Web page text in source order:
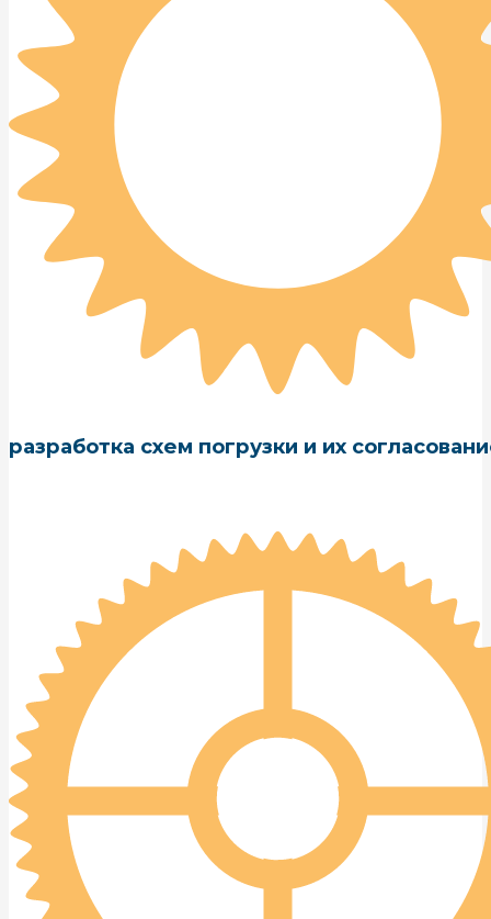
разработка схем погрузки и их